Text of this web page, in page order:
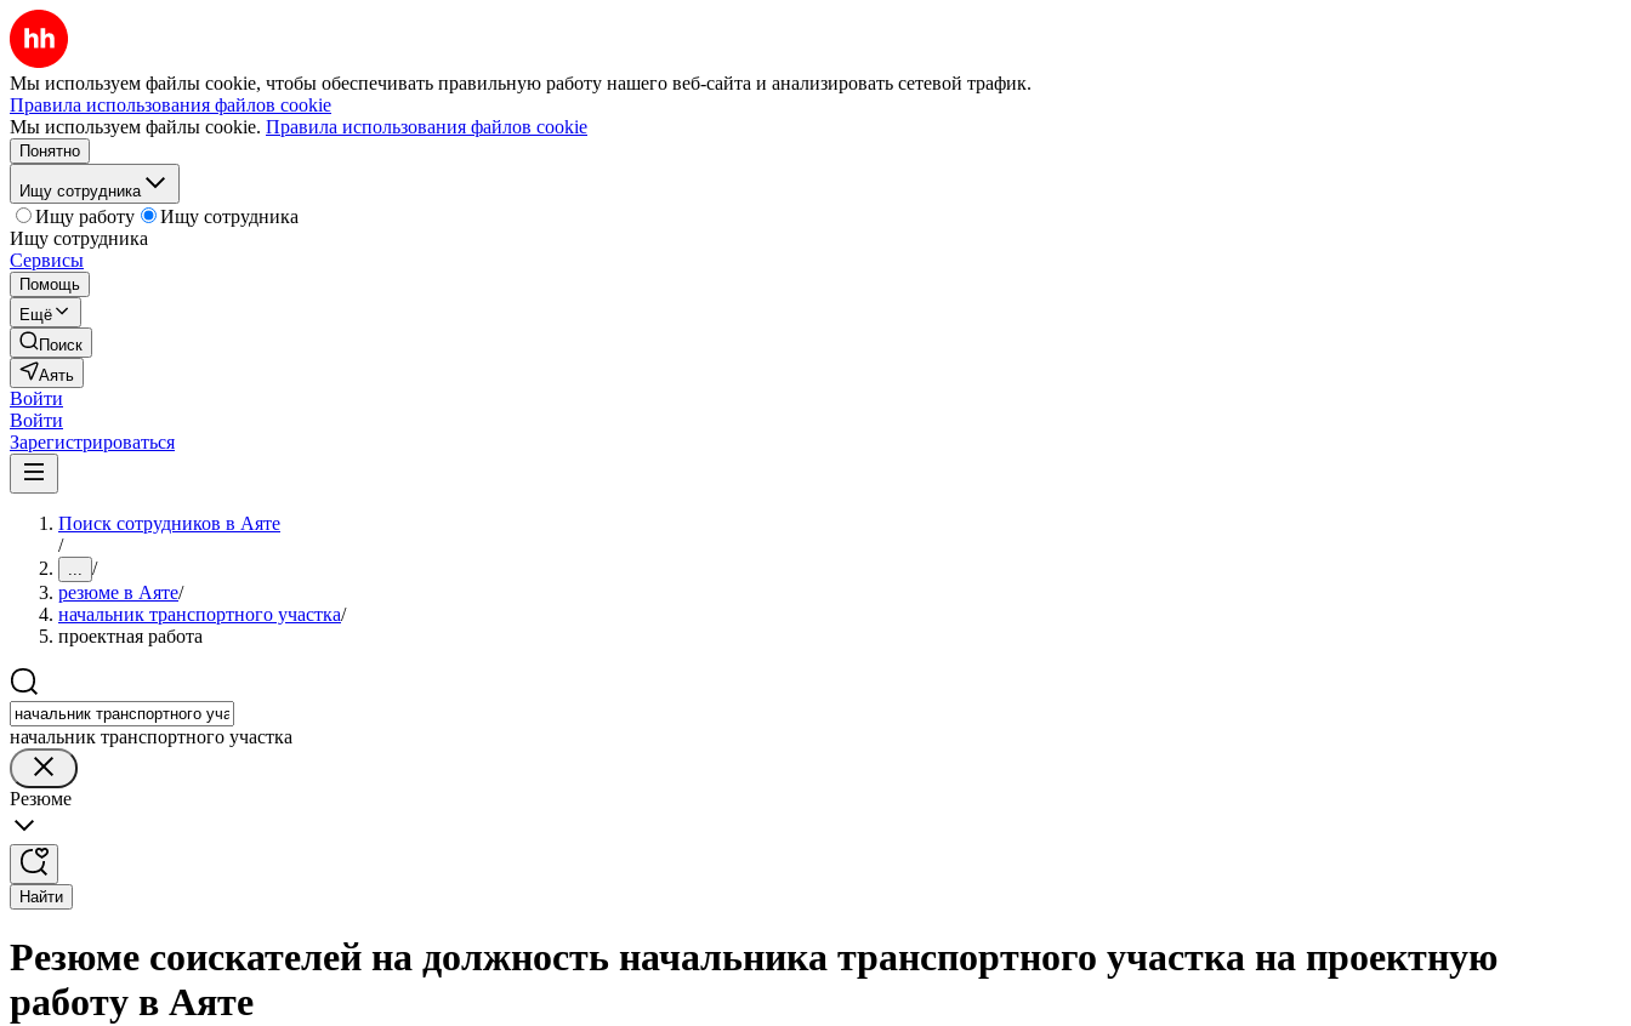
Мы используем файлы cookie, чтобы обеспечивать правильную работу нашего веб-сайта и анализировать сетевой трафик.
Правила использования файлов cookie
Мы используем файлы cookie. Правила использования файлов cookie
Понятно
Ищу сотрудника
Ищу работу
Ищу сотрудника
Ищу сотрудника
Сервисы
Помощь
Ещё
Поиск
Аять
Войти
Войти
Зарегистрироваться
Поиск сотрудников в Аяте
/
... /
резюме в Аяте/
начальник транспортного участка/
проектная работа
начальник транспортного участка
Резюме
Найти
Резюме соискателей на должность начальника транспортного участка на проектную
работу в Аяте